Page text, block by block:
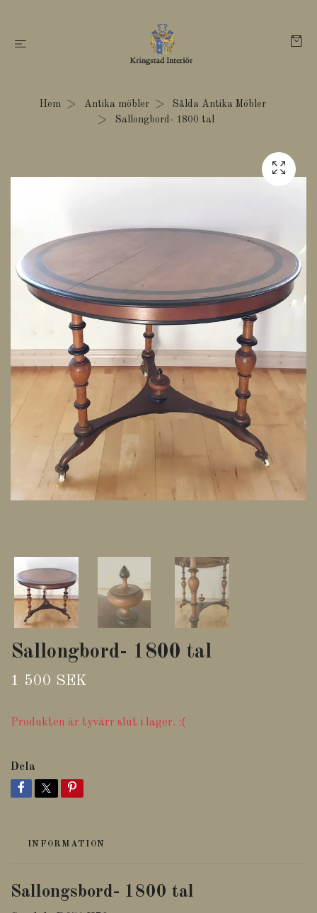
Hem Antika möbler
Sålda Antika Möbler
Sallongbord- 1800 tal
Sallongbord- 1800 tal
1 500 SEK
Produkten är tyvärr slut i lager. :(
Dela
INFORMATION
Sallongsbord- 1800 tal